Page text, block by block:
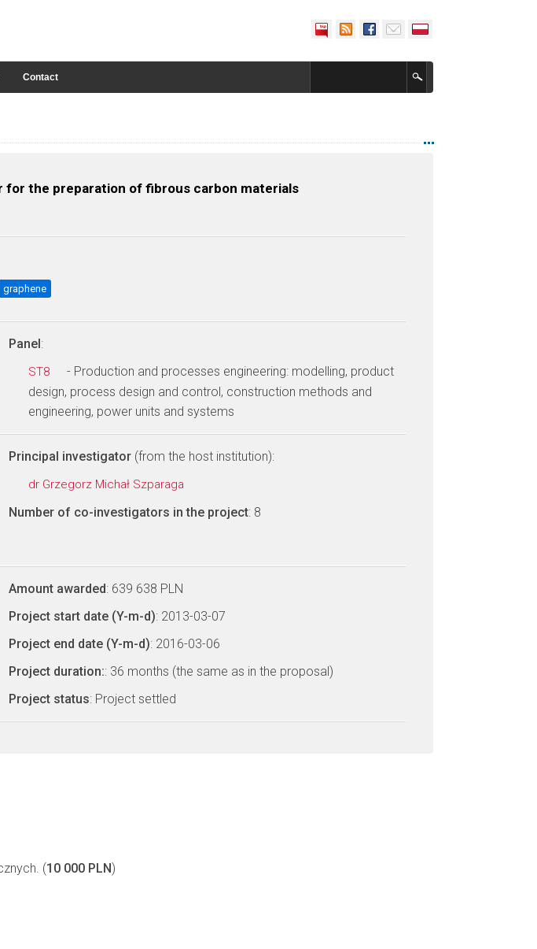
Contact
the preparation of fibrous carbon materials
graphene
Panel:
ST8
- Production and processes engineering: modelling, product
design, process design and control, construction methods and
engineering, power units and systems
Principal investigator (from the host institution):
dr Grzegorz Michał Szparaga
Number of co-investigators in the project: 8
Amount awarded: 639 638 PLN
Project start date (Y-m-d): 2013-03-07
Project end date (Y-m-d): 2016-03-06
Project duration:: 36 months (the same as in the proposal)
Project status: Project settled
(10 000 PLN)